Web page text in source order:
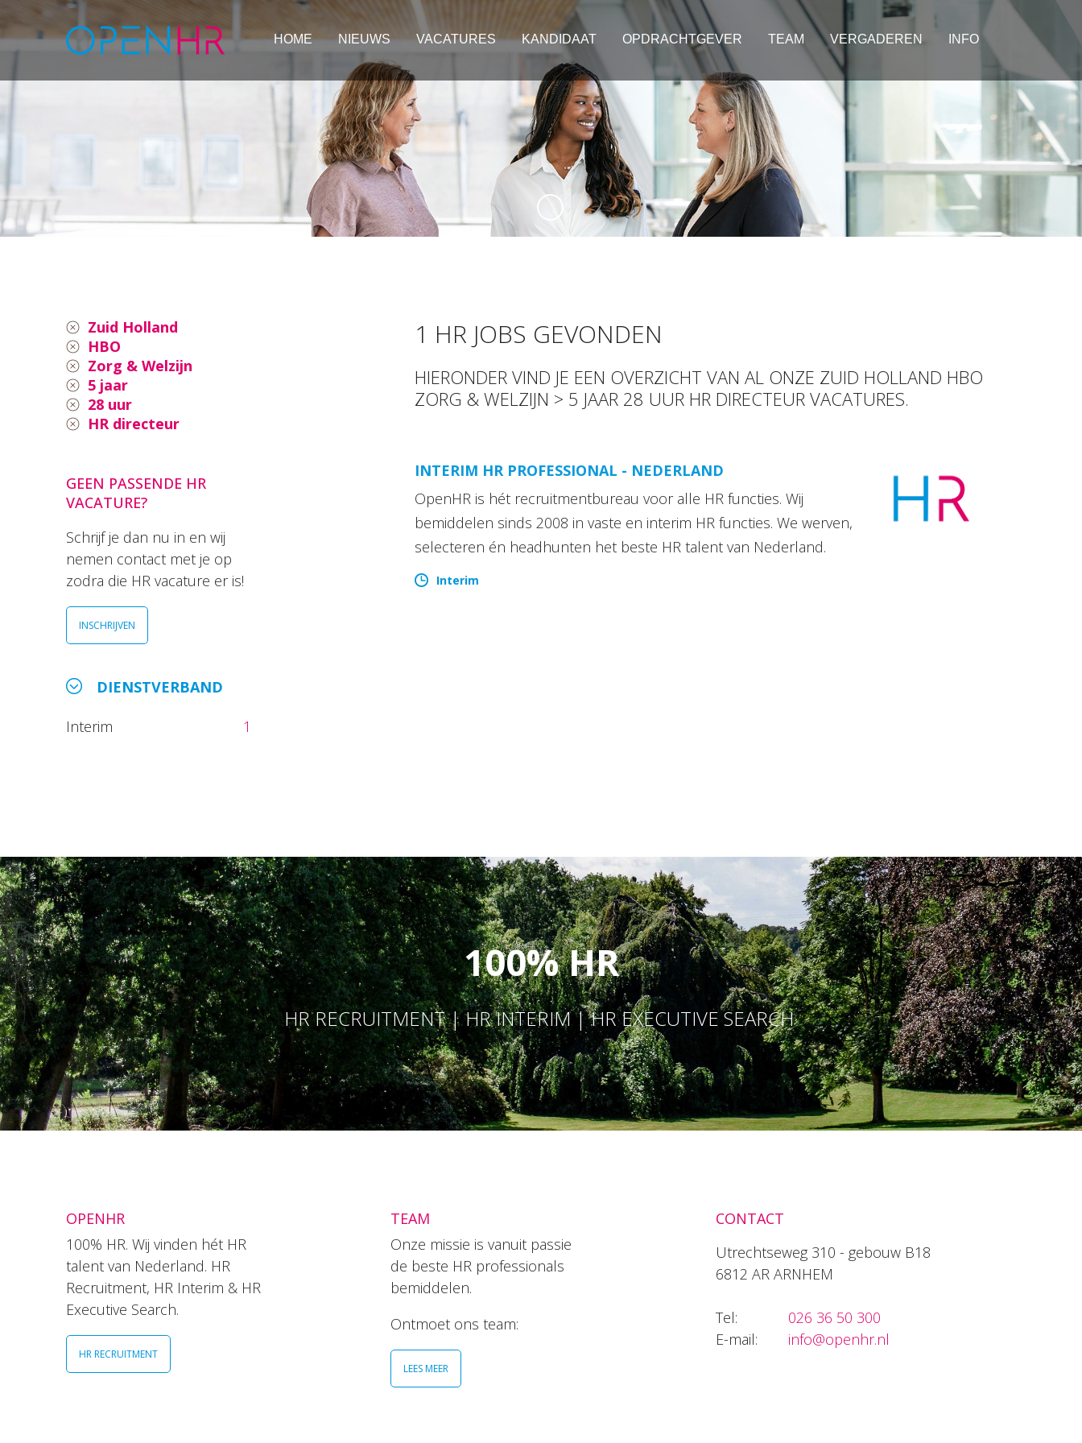
HOME NIEUWS VACATURES KANDIDAAT OPDRACHTGEVER TEAM VERGADEREN INFO
Zuid Holland
HBO
Zorg & Welzijn
5 jaar
28 uur
HR directeur
GEEN PASSENDE HR
VACATURE?
Schrijf je dan nu in en wij
nemen contact met je op
zodra die HR vacature er is!
INSCHRIJVEN
DIENSTVERBAND
Interim 1
1 HR JOBS GEVONDEN
HIERONDER VIND JE EEN OVERZICHT VAN AL ONZE ZUID HOLLAND HBO
ZORG & WELZIJN > 5 JAAR 28 UUR HR DIRECTEUR VACATURES.
INTERIM HR PROFESSIONAL - NEDERLAND
OpenHR is hét recruitmentbureau voor alle HR functies. Wij
bemiddelen sinds 2008 in vaste en interim HR functies. We werven,
selecteren én headhunten het beste HR talent van Nederland.
Interim
100% HR
HR RECRUITMENT | HR INTERIM | HR EXECUTIVE SEARCH
OPENHR
100% HR. Wij vinden hét HR
talent van Nederland. HR
Recruitment, HR Interim & HR
Executive Search.
HR RECRUITMENT
TEAM
Onze missie is vanuit passie
de beste HR professionals
bemiddelen.
Ontmoet ons team:
LEES MEER
CONTACT
Utrechtseweg 310 - gebouw B18
6812 AR ARNHEM
Tel:
026 36 50 300
E-mail:
info@openhr.nl